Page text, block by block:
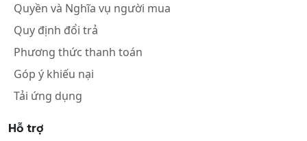
Quyền và Nghĩa vụ người mua
Quy định đổi trả
Phương thức thanh toán
Góp ý khiếu nại
Tải ứng dụng
Hỗ trợ